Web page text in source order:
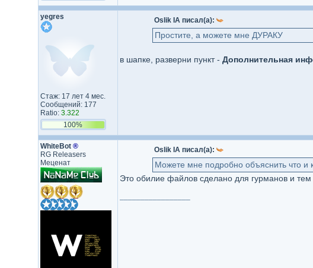
yegres
Стаж: 17 лет 4 мес.
Сообщений: 177
Ratio: 3.322
100%
Oslik IA писал(а):
Простите, а можете мне ДУРАКУ
в шапке, разверни пункт - Дополнительная
WhiteBot ®
RG Releasers
Меценат
Oslik IA писал(а):
Можете мне подробно объяснить что и
Это обилие файлов сделано для гурманов и